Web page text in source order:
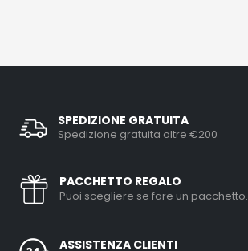
SPEDIZIONE GRATUITA
Spedizione gratuita oltre €200
PACCHETTO REGALO
Puoi scegliere se fare un pacchetto.
ASSISTENZA CLIENTI